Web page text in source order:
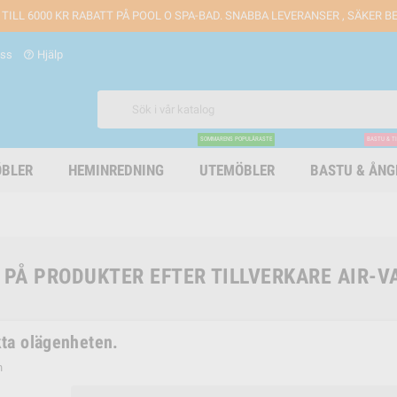
TILL 6000 KR RABATT PÅ POOL O SPA-BAD. SNABBA LEVERANSER , SÄKER
help_outline Hjälp
HEMINREDNING UTEMÖBLER
SOMMARENS POPULÄRASTE
BASTU &
BASTU &
PRODUKTER EFTER TILLVERKARE AIR-
olägenheten.